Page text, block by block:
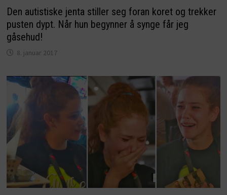
Den autistiske jenta stiller seg foran koret og trekker
pusten dypt. Når hun begynner å synge får jeg
gåsehud!
8. januar 2017